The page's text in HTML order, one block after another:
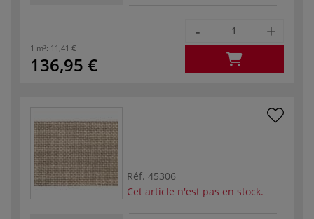
1 m²: 11,41 €
136,95 €
- +
Réf. 45306
Cet article n'est pas en stock.